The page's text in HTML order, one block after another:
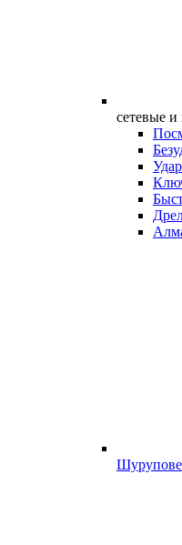
сетевые